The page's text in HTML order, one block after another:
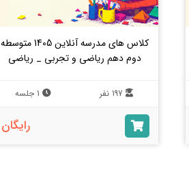
کلاس های مدرسه آنلاین 1405 متوسطه
دوم دهم ریاضی و تجربی _ ریاضی
197 نفر 1 جلسه
رایگان